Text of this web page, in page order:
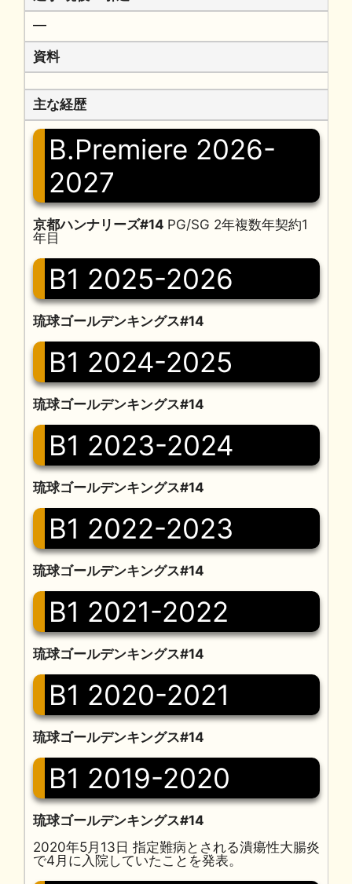
━
資料
主な経歴
B.Premiere 2026-
2027
京都ハンナリーズ#14 PG/SG 2年複数年契約1
年目
B1 2025-2026
琉球ゴールデンキングス#14
B1 2024-2025
琉球ゴールデンキングス#14
B1 2023-2024
琉球ゴールデンキングス#14
B1 2022-2023
琉球ゴールデンキングス#14
B1 2021-2022
琉球ゴールデンキングス#14
B1 2020-2021
琉球ゴールデンキングス#14
B1 2019-2020
琉球ゴールデンキングス#14
2020年5月13日 指定難病とされる潰瘍性大腸炎
で4月に入院していたことを発表。